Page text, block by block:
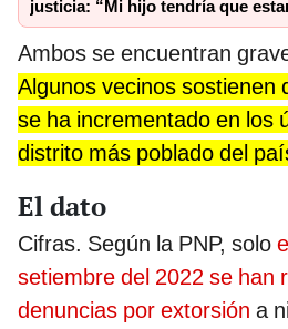
justicia: “Mi hijo tendría que
Ambos se encuentran
Algunos vecinos sostienen
se ha incrementado en los
distrito más poblado del
El dato
Cifras. Según la PNP, solo
setiembre del 2022 se han
denuncias por extorsión a